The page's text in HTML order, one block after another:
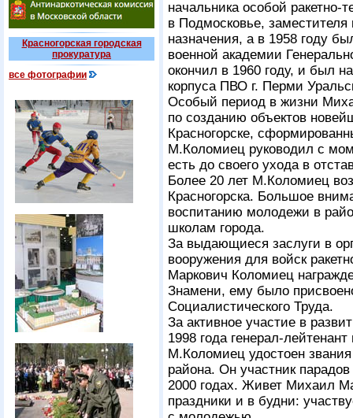
Красногорская городская
прокуратура
все фотографии
начальника особой ракетно-
в Подмосковье,
назначения, а в 1958 году
военной академии
окончил в 1960 году, и был
корпуса ПВО г. Перми
Особый период в жизни
по созданию объектов
Красногорске,
М.Коломиец руководил с
есть до своего ухода в
Более 20 лет М.Коломиец
Красногорска. Большое
воспитанию молодежи в
школам города.
За выдающиеся заслуги в
вооружения для войск
Маркович Коломиец
Знамени, ему было
Социалистического Труда.
За активное участие в
1998 года генерал-
М.Коломиец удостоен звания
района. Он участник
2000 годах. Живет Михаил
праздники и в будни: